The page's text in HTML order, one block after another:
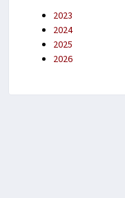
2023
2024
2025
2026